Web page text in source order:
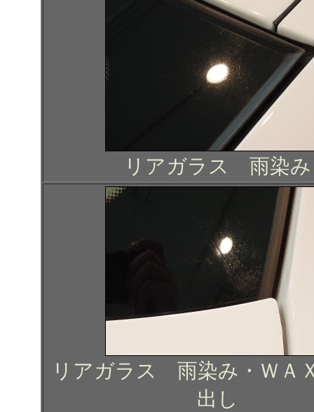
リアガラス 雨染み
リアガラス 雨染み・ＷＡ
出し